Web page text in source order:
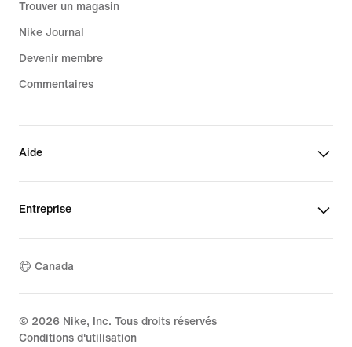
Trouver un magasin
Nike Journal
Devenir membre
Commentaires
Aide
Entreprise
Canada
© 2026 Nike, Inc. Tous droits réservés
Conditions d'utilisation